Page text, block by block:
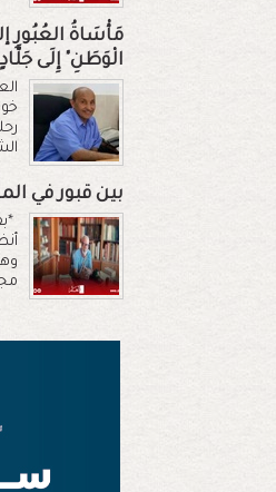
مَأْسَاةُ العُبُورِ
الْوَطَنِ" إِلَى جَلَّادٍ
بين قبور في